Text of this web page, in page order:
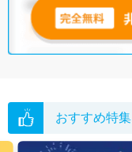
おすすめ特集